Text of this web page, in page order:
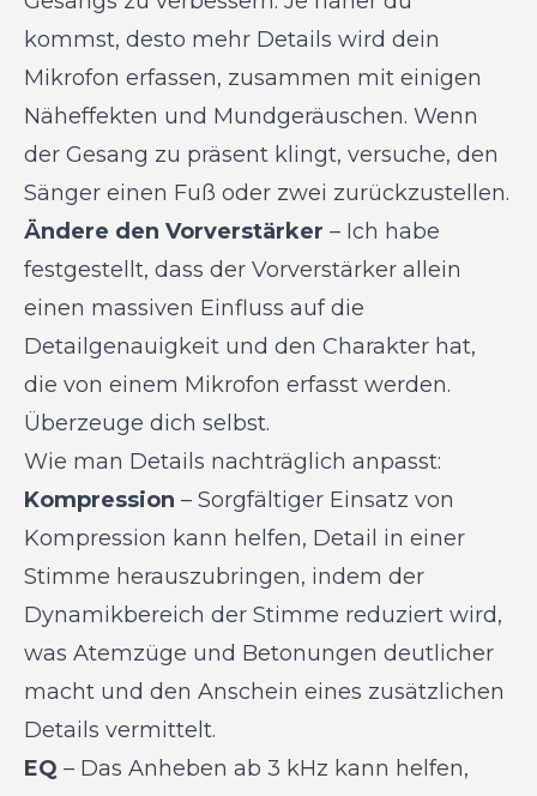
kommst, desto mehr Details wird dein
Mikrofon erfassen, zusammen mit einigen
Näheffekten und Mundgeräuschen. Wenn
der Gesang zu präsent klingt, versuche, den
Sänger einen Fuß oder zwei zurückzustellen.
Ändere den Vorverstärker – Ich habe
festgestellt, dass der Vorverstärker allein
einen massiven Einfluss auf die
Detailgenauigkeit und den Charakter hat,
die von einem Mikrofon erfasst werden.
Überzeuge dich selbst.
Wie man Details nachträglich anpasst:
Kompression – Sorgfältiger Einsatz von
Kompression kann helfen, Detail in einer
Stimme herauszubringen, indem der
Dynamikbereich der Stimme reduziert wird,
was Atemzüge und Betonungen deutlicher
macht und den Anschein eines zusätzlichen
Details vermittelt.
EQ – Das Anheben ab 3 kHz kann helfen,